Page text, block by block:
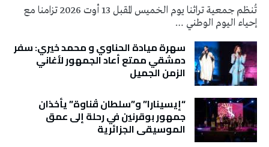
تُنظم جمعية تراثنا يوم الخميس المقبل 13 أوت 2026 تزامنا مع
إحياء اليوم الوطني …
سهرة ميادة الحناوي و محمد خيري: سفر
دمشقي ممتع أعاد الجمهور لأغاني
الزمن الجميل
“إيسينارا” و”سلطان ڤناوة” يأخذان
جمهور بوقرنين في رحلة إلى عمق
الموسيقى الجزائرية